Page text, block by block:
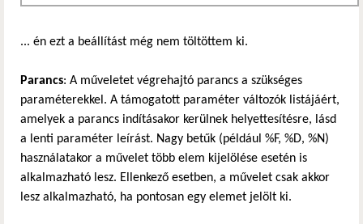
... én ezt a beállítást még nem töltöttem ki.
Parancs: A műveletet végrehajtó parancs a szükséges
paraméterekkel. A támogatott paraméter változók listájáért,
amelyek a parancs indításakor kerülnek helyettesítésre, lásd
a lenti paraméter leírást. Nagy betűk (például %F, %D, %N)
használatakor a művelet több elem kijelölése esetén is
alkalmazható lesz. Ellenkező esetben, a művelet csak akkor
lesz alkalmazható, ha pontosan egy elemet jelölt ki.